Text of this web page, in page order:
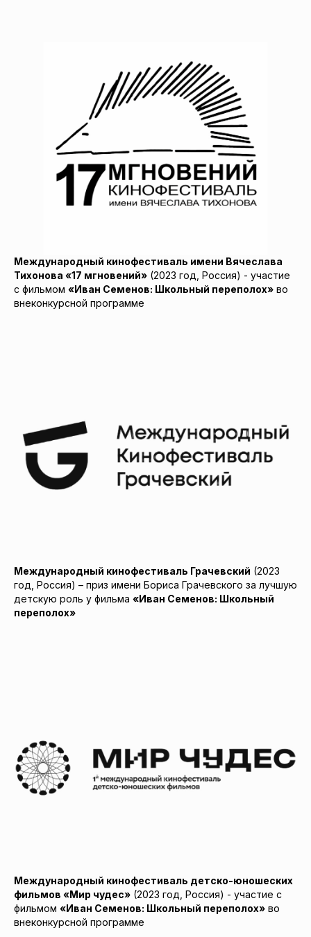
Международный кинофестиваль имени Вячеслава
Тихонова «17 мгновений» (2023 год, Россия) - участие
с фильмом «Иван Семенов: Школьный переполох» во
внеконкурсной программе
Международный кинофестиваль Грачевский (2023
год, Россия) – приз имени Бориса Грачевского за лучшую
детскую роль у фильма «Иван Семенов: Школьный
переполох»
Международный кинофестиваль детско-юношеских
фильмов «Мир чудес» (2023 год, Россия) - участие с
фильмом «Иван Семенов: Школьный переполох» во
внеконкурсной программе